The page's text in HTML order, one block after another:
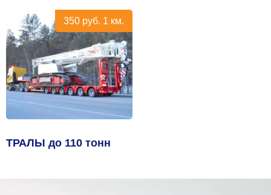
ТРАЛЫ до 110 тонн
350 руб. 1 км.